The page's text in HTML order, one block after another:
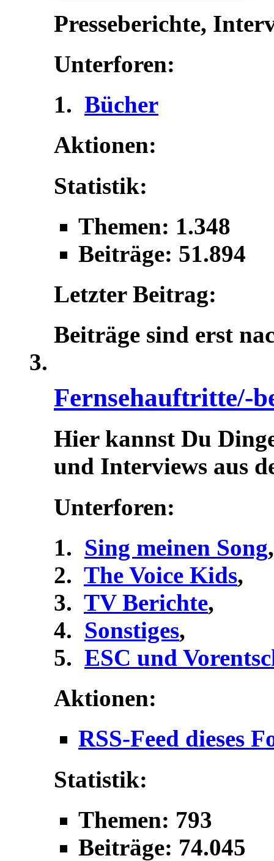
Presseberichte,
Unterforen:
Bücher
Aktionen:
Statistik:
Themen: 1.348
Beiträge: 51.894
Letzter Beitrag:
Beiträge sind erst
Fernsehauftritte/-
Hier kannst Du
und Interviews aus
Unterforen:
Sing meinen Song,
The Voice Kids,
TV Berichte,
Sonstiges,
ESC und
Aktionen:
RSS-Feed dieses
Statistik:
Themen: 793
Beiträge: 74.045